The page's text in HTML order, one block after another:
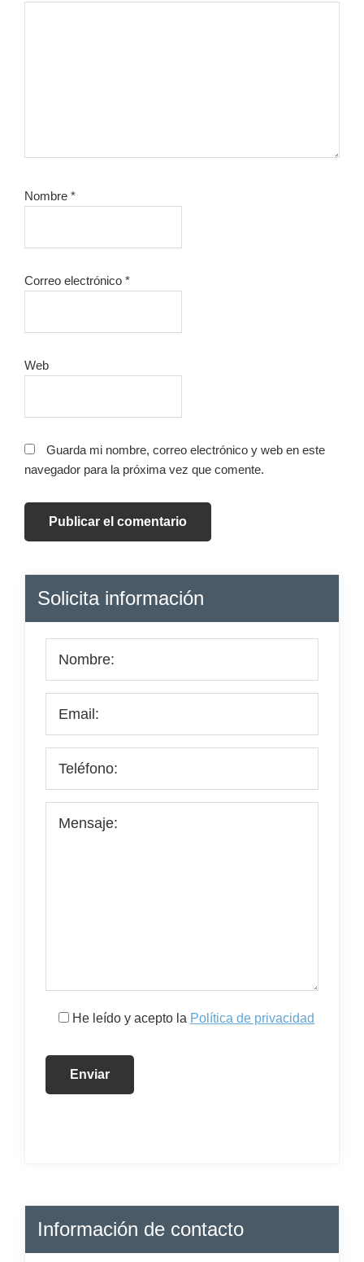
Nombre *
Correo electrónico *
Web
Guarda mi nombre, correo electrónico y web en este
navegador para la próxima vez que comente.
Barra
lateral
principal
Solicita información
He leído y acepto la Política de privacidad
Información de contacto